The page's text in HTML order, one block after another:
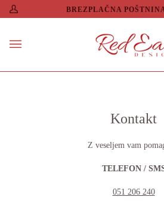
Preskoči
na
Moj
BREZPLAČNA
Kontakt
Z veseljem vam
TELEFON /
051 206 240